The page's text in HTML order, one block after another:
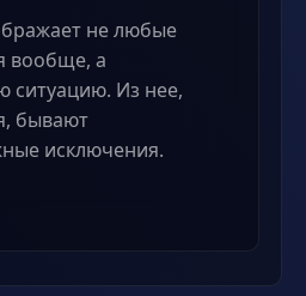
не любые
вообще, а
ситуацию. Из нее,
бывают
исключения.